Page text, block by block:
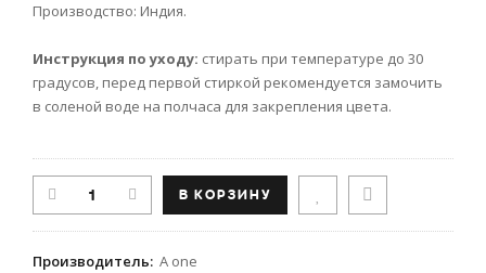
Производство: Индия.
Инструкция по уходу: стирать при температуре до 30
градусов, перед первой стиркой рекомендуется замочить
в соленой воде на полчаса для закрепления цвета.
Производитель: A one